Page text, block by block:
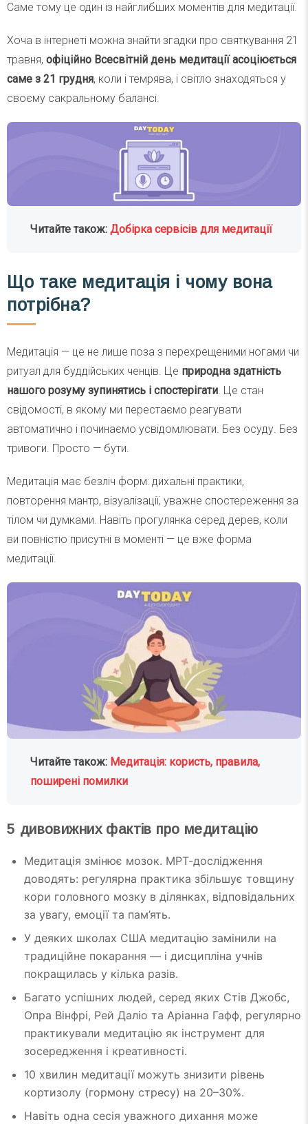
Саме тому це один із найглибших моментів для медитації.
Хоча в інтернеті можна знайти згадки про святкування 21
травня, офіційно Всесвітній день медитації асоціюється
саме з 21 грудня, коли і темрява, і світло знаходяться у
своєму сакральному балансі.
Читайте також:Добірка сервісів для медитації
Що таке медитація і чому вона
потрібна?
Медитація — це не лише поза з перехрещеними ногами чи
ритуал для буддійських ченців. Це природна здатність
нашого розуму зупинятись і спостерігати. Це стан
свідомості, в якому ми перестаємо реагувати
автоматично і починаємо усвідомлювати. Без осуду. Без
тривоги. Просто — бути.
Медитація має безліч форм: дихальні практики,
повторення мантр, візуалізації, уважне спостереження за
тілом чи думками. Навіть прогулянка серед дерев, коли
ви повністю присутні в моменті — це вже форма
медитації.
Читайте також: Медитація: користь, правила,
поширені помилки
5 дивовижних фактів про медитацію
Медитація змінює мозок. МРТ-дослідження
доводять: регулярна практика збільшує товщину
кори головного мозку в ділянках, відповідальних
за увагу, емоції та пам’ять.
У деяких школах США медитацію замінили на
традиційне покарання — і дисципліна учнів
покращилась у кілька разів.
Багато успішних людей, серед яких Стів Джобс,
Опра Вінфрі, Рей Даліо та Аріанна Гафф, регулярно
практикували медитацію як інструмент для
зосередження і креативності.
10 хвилин медитації можуть знизити рівень
кортизолу (гормону стресу) на 20–30%.
Навіть одна сесія уважного дихання може